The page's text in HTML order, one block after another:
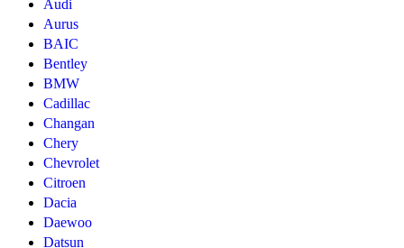
Audi
Aurus
BAIC
Bentley
BMW
Cadillac
Changan
Chery
Chevrolet
Citroen
Dacia
Daewoo
Datsun